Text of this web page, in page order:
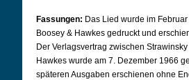
Fassungen: Das Lied wurde im
Boosey & Hawkes gedruckt und
Der Verlagsvertrag zwischen
Hawkes wurde am 7. Dezember 1966
späteren Ausgaben erschienen ohne